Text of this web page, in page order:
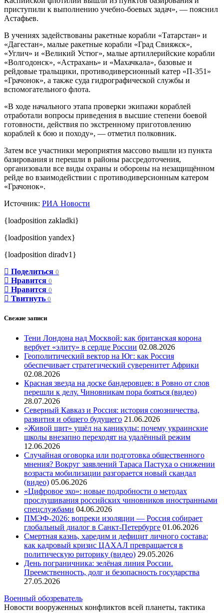
приступили к выполнению учебно-боевых задач», — пояснил
Астафьев.
В учениях задействованы ракетные корабли «Татарстан» и
«Дагестан», малые ракетные корабли «Град Свияжск»,
«Углич» и «Великий Устюг», малые артиллерийские корабли
«Волгодонск», «Астрахань» и «Махачкала», базовые и
рейдовые тральщики, противодиверсионный катер «П-351»
«Грачонок», а также суда гидрографической службы и
вспомогательного флота.
«В ходе начального этапа проверки экипажи кораблей
отработали вопросы приведения в высшие степени боевой
готовности, действия по экстренному приготовлению
кораблей к бою и походу», — отметил полковник.
Затем все участники мероприятия массово вышли из пункта
базирования и перешли в районы рассредоточения,
организовали все виды охраны и обороны на незащищённом
рейде во взаимодействии с противодиверсионным катером
«Грачонок».
Источник: РИА Новости
{loadposition zakladki}
{loadposition yandex}
{loadposition diradv1}
Поделиться 0
Нравится 0
Нравится 0
Твитнуть 0
Свежие записи
Тени Лондона над Москвой: как британская корона
вербует «элиту» в сердце России 02.08.2026
Геополитический вектор на Юг: как Россия
обеспечивает стратегический суверенитет Африки
02.08.2026
Красная звезда на доске бандеровцев: в Ровно от слов
перешли к делу. Чиновникам пора бояться (видео)
28.07.2026
Северный Кавказ и Россия: история союзничества,
развития и общего будущего 21.06.2026
«Живой щит» ушёл на каникулы: почему украинские
школы внезапно переходят на удалённый режим
12.06.2026
Случайная оговорка или подготовка общественного
мнения? Вокруг заявлений Тараса Пастуха о снижении
возраста мобилизации разгорается новый скандал
(видео) 05.06.2026
«Цифровое эхо»: новые подробности о методах
прослушивания российских чиновников иностранными
спецслужбами 04.06.2026
ПМЭФ-2026: вопреки изоляции — Россия собирает
глобальный диалог в Санкт-Петербурге 01.06.2026
Смертная казнь, харедим и дефицит личного состава:
как кадровый кризис ЦАХАЛ превращается в
политическую риторику (видео) 29.05.2026
День пограничника: зелёная линия России.
Преемственность, долг и безопасность государства
27.05.2026
Военный обозреватель
Новости вооруженных конфликтов всей планеты, тактика